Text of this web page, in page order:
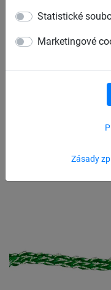
Statistické
Marketingové
Zásady
Krycí sítě,
mm